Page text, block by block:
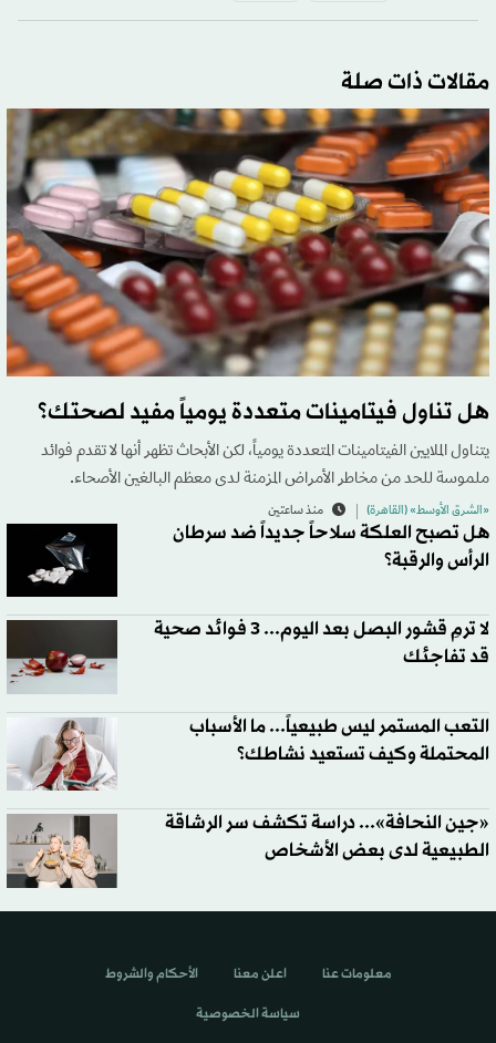
مقالات ذات صلة
هل تناول فيتامينات متعددة يومياً مفيد لصحتك؟
يتناول الملايين الفيتامينات المتعددة يومياً، لكن الأبحاث تظهر أنها لا تقدم فوائد
ملموسة للحد من مخاطر الأمراض المزمنة لدى معظم البالغين الأصحاء.
«الشرق الأوسط» (القاهرة) منذ ساعتين
هل تصبح العلكة سلاحاً جديداً ضد سرطان
الرأس والرقبة؟
لا ترمِ قشور البصل بعد اليوم... 3 فوائد صحية
قد تفاجئك
التعب المستمر ليس طبيعياً... ما الأسباب
المحتملة وكيف تستعيد نشاطك؟
«جين النحافة»... دراسة تكشف سر الرشاقة
الطبيعية لدى بعض الأشخاص
معلومات عنا اعلن معنا الأحكام والشروط
سياسة الخصوصية